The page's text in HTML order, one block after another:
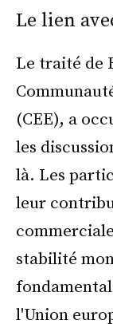
Le lien
Le traité de
(CEE), a
les
là. Les
leur
stabilité
l'Union